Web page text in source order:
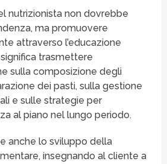
nutrizionista non dovrebbe
ma promuovere
attraverso l’educazione
trasmettere
sulla composizione degli
dei pasti, sulla gestione
e sulle strategie per
al piano nel lungo periodo.
anche lo sviluppo della
insegnando al cliente a